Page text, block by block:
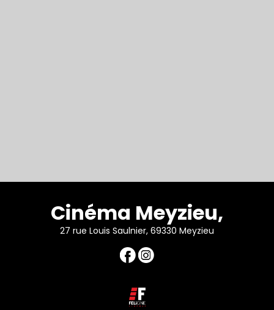
Cinéma Meyzieu,
27 rue Louis Saulnier, 69330 Meyzieu